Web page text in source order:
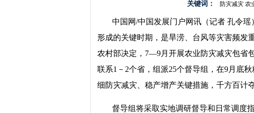
关键词： 防灾减灾 农
中国网/中国发展门户网讯（记者 孔令
形成的关键时期，是旱涝、台风等灾害频发
农村部决定，7—9月开展农业防灾减灾包省
联系1－2个省，组派25个督导组，在9月底
细防灾减灾、稳产增产关键措施，千方百计
督导组将采取实地调研督导和日常调度